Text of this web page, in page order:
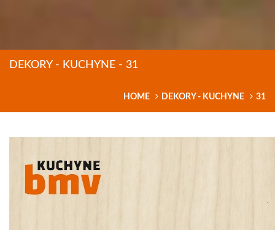
DEKORY - KUCHYNE - 31
HOME DEKORY - KUCHYNE 31